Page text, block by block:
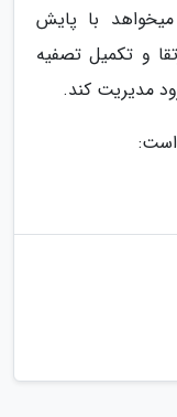
با پایش
و تکمیل تصفیه
مدیریت کند.
است: